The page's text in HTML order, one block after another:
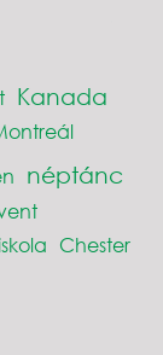
Kanada
néptánc
Chester